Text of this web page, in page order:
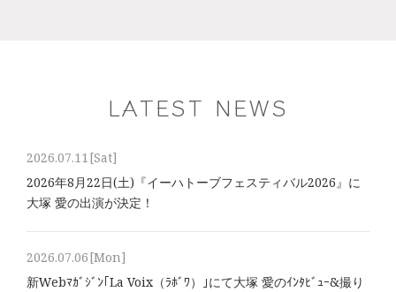
LATEST NEWS
2026.07.11[Sat]
2026年8⽉22⽇(土)『イーハトーブフェスティバル2026』に
大塚 愛の出演が決定！
2026.07.06[Mon]
新Webﾏｶﾞｼﾞﾝ｢La Voix（ﾗﾎﾞﾜ）｣にて大塚 愛のｲﾝﾀﾋﾞｭｰ&撮り